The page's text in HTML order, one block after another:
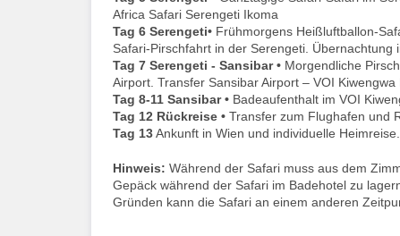
Africa Safari Serengeti Ikoma
Tag 6 Serengeti• Frühmorgens Heißluftballon-
Safari-Pirschfahrt in der Serengeti. Übernachtung
Tag 7 Serengeti - Sansibar • Morgendliche
Airport. Transfer Sansibar Airport – VOI Kiwengwa
Tag 8-11 Sansibar • Badeaufenthalt im VOI
Tag 12 Rückreise • Transfer zum Flughafen und
Tag 13Ankunft in Wien und individuelle Heimreise.
Hinweis: Während der Safari muss aus dem
Gepäck während der Safari im Badehotel zu
Gründen kann die Safari an einem anderen